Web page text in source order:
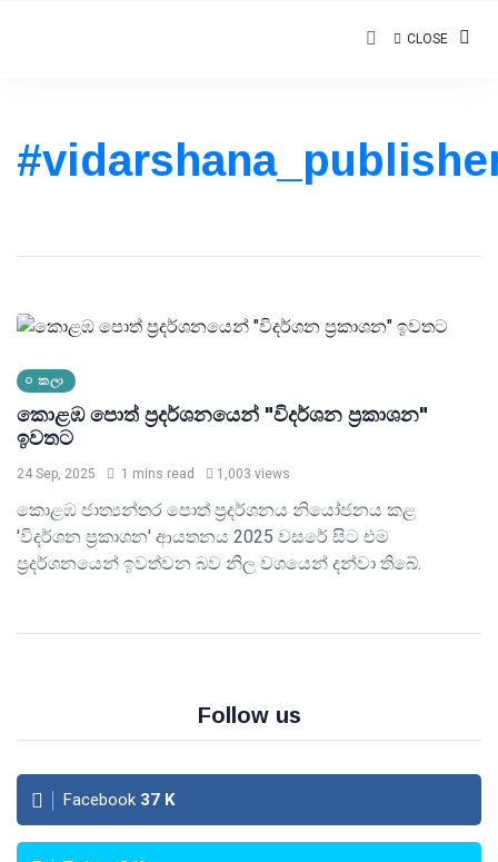
CLOSE
කලා
කොළඹ පොත් ප්‍රදර්ශනයෙන් "විදර්ශන ප්‍රකාශන"
ඉවතට
24 Sep, 2025 1 mins read 1,003 views
කොළඹ ජාත්‍යන්තර පොත් ප්‍රදර්ශනය නියෝජනය කළ
'විදර්ශන ප්‍රකාශන' ආයතනය 2025 වසරේ සිට එම
ප්‍රදර්ශනයෙන් ඉවත්වන බව නිල වශයෙන් දන්වා තිබේ.
Follow us
Facebook 37 K